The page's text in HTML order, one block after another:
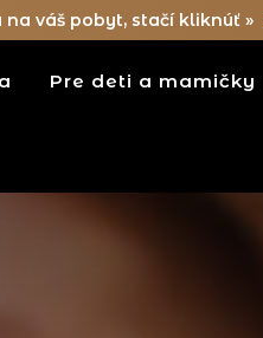
váš pobyt, stačí kliknúť »
Pre deti a mamičky